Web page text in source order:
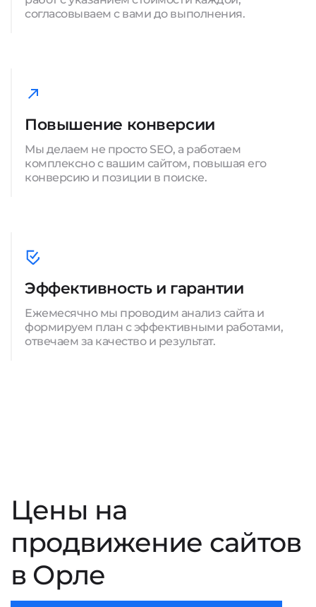
согласовываем с вами до выполнения.
Повышение конверсии
Мы делаем не просто SEO, а работаем
комплексно с вашим сайтом, повышая его
конверсию и позиции в поиске.
Эффективность и гарантии
Ежемесячно мы проводим анализ сайта и
формируем план с эффективными работами,
отвечаем за качество и результат.
Цены на
продвижение сайтов
в Орле